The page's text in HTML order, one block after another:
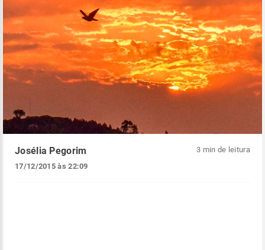
Josélia Pegorim
17/12/2015 às 22:09
3 min de leitura